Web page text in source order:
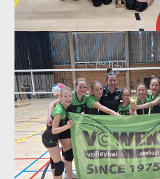
CONTACT
GESCHIEDENIS
SPONSORS
ACTIVITEITEN
JEUGDSTAGE
WEK-BBQ